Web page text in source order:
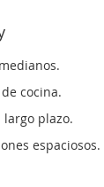
cocina.
plazo.
espaciosos.